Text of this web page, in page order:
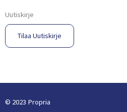
Uutiskirje
Tilaa Uutiskirje​
© 2023 Propria